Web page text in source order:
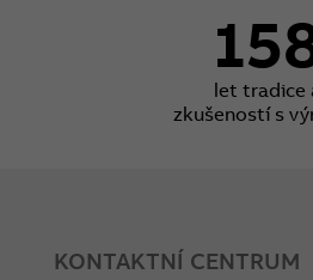
let tradice
zkušeností s
KONTAKTNÍ CENTRUM